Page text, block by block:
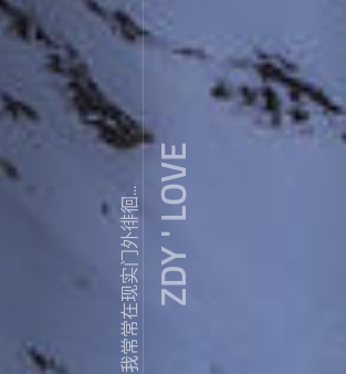
我常常在现实门外徘徊...ZDY ' LOVE